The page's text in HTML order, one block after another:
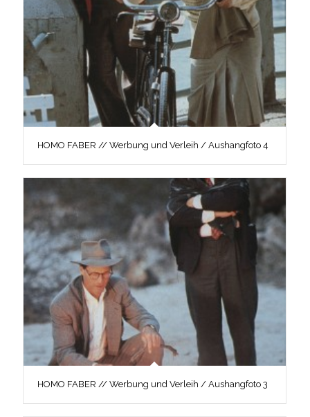
HOMO FABER // Werbung und Verleih / Aushangfoto 4
HOMO FABER // Werbung und Verleih / Aushangfoto 3